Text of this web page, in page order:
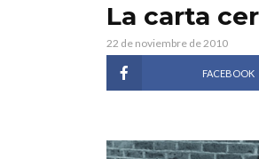
La carta
22 de noviembre de 2010
FACEBOOK